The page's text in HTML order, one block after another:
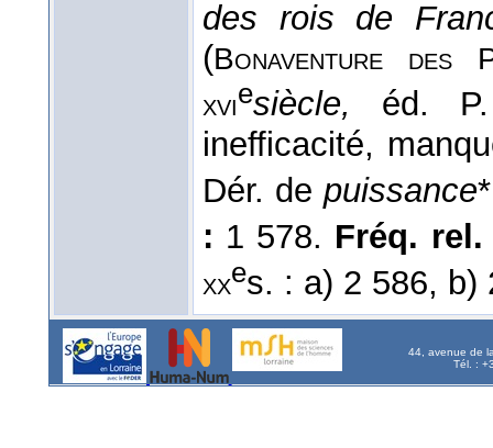
des rois de
(Bonaventure des
xviesiècle, éd.
inefficacité,
Dér. depuissance
: 1 578. Fréq.
xxes. : a) 2 586, b)
44, avenue de
Tél. :